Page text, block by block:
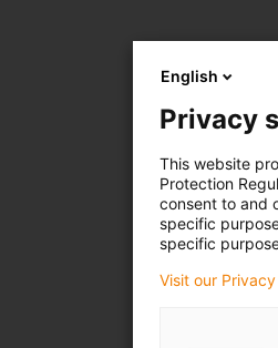
English
Privacy
This website
Protection
consent to and
specific
specific
Visit our